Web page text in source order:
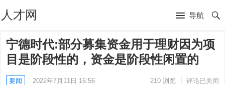
人才网 导航
宁德时代:部分募集资金用于理财因为项
目是阶段性的，资金是阶段性闲置的
要闻 2022年7月11日 16:56 210浏览 评论已关闭